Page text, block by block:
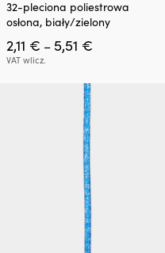
wiele
wariantów.
Opcje
można
32-pleciona poliestrowa
osłona, biały/zielony
2,11 € – 5,51 €
VAT wlicz.